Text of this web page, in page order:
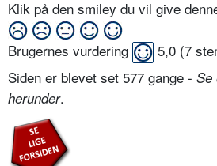
Klik på den smiley du vil give
Brugernes vurdering 5,0 (7
Siden er blevet set 577 gange - Se
herunder.